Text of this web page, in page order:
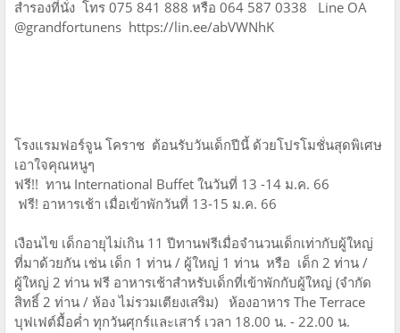
สำรองที่นั่ง โทร 075 841 888 หรือ 064 587 0338 Line OA
@grandfortunens https://lin.ee/abVWNhK
โรงแรมฟอร์จูน โคราช ต้อนรับวันเด็กปีนี้ ด้วยโปรโมชั่นสุดพิเศษ
เอาใจคุณหนูๆ
ฟรี!! ทาน International Buffet ในวันที่ 13 -14 ม.ค. 66
ฟรี! อาหารเช้า เมื่อเข้าพักวันที่ 13-15 ม.ค. 66
เงือนไข เด็กอายุไม่เกิน 11 ปีทานฟรีเมื่อจำนวนเด็กเท่ากับผู้ใหญ่
ที่มาด้วยกัน เช่น เด็ก 1 ท่าน / ผู้ใหญ่ 1 ท่าน หรือ เด็ก 2 ท่าน /
ผู้ใหญ่ 2 ท่าน ฟรี อาหารเช้าสำหรับเด็กที่เข้าพักกับผู้ใหญ่ (จำกัด
สิทธิ์ 2 ท่าน / ห้อง ไม่รวมเตียงเสริม) ห้องอาหาร The Terrace
บุฟเฟต์มื้อค่ำ ทุกวันศุกร์และเสาร์ เวลา 18.00 น. - 22.00 น.